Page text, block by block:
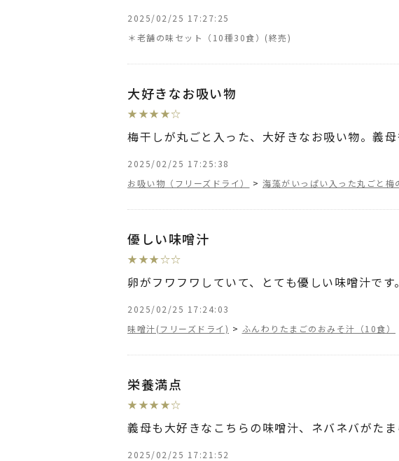
2025/02/25 17:27:25
＊老舗の味セット（10種30食）
大好きなお吸い物
★ ★★ ★☆
梅干しが丸ごと入った、大好きなお吸い物。義
2025/02/25 17:25:38
お吸い物（フリーズドライ）
> 海藻がいっぱい入った丸ごと梅
優しい味噌汁
★ ★★☆☆
卵がフワフワしていて、とても優しい味噌汁で
2025/02/25 17:24:03
味噌汁(フリーズドライ) > ふんわりたまごのおみそ汁（10食）
栄養満点
★ ★★ ★☆
義母も大好きなこちらの味噌汁、ネバネバがたま
2025/02/25 17:21:52